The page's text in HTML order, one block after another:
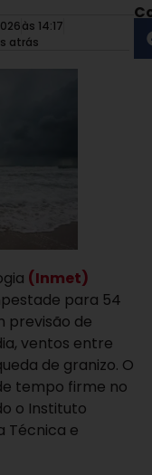
às 14:17
atrás
(Inmet)
para 54
previsão de
ventos entre
de granizo. O
tempo firme no
o Instituto
Técnica e